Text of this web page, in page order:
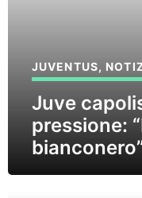
JUVENTUS,
Juve
pressione: